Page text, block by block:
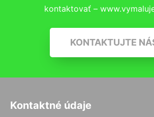
kontaktovať –
KONTAKTUJTE
Kontaktné údaje